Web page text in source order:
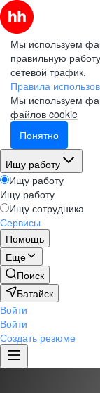
Мы используем
правильную
сетевой трафик.
Правила
Мы используем
файлов cookie
Понятно
Ищу работу
Ищу работу
Ищу работу
Ищу сотрудника
Сервисы
Помощь
Ещё
Поиск
Батайск
Войти
Войти
Создать резюме